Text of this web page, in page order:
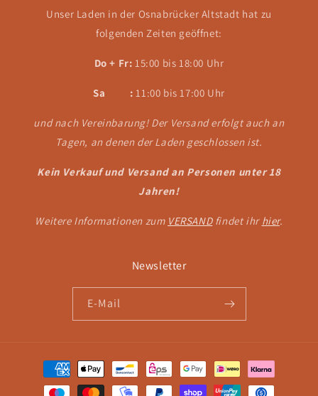
Unser Laden in der Osnabrücker Altstadt hat zu
folgenden Zeiten geöffnet:
Do + Fr: 15:00 bis 18:00 Uhr
Sa :11:00 bis 17:00 Uhr
und nach Vereinbarung! Der Versand erfolgt auch an
Tagen, an denen der Laden geschlossen ist.
Kein Verkauf und Versand an Personen unter 18
Jahren!
Weitere Informationen zum VERSANDfindet ihr hier.
Newsletter
E-Mail
Zahlungsmethoden